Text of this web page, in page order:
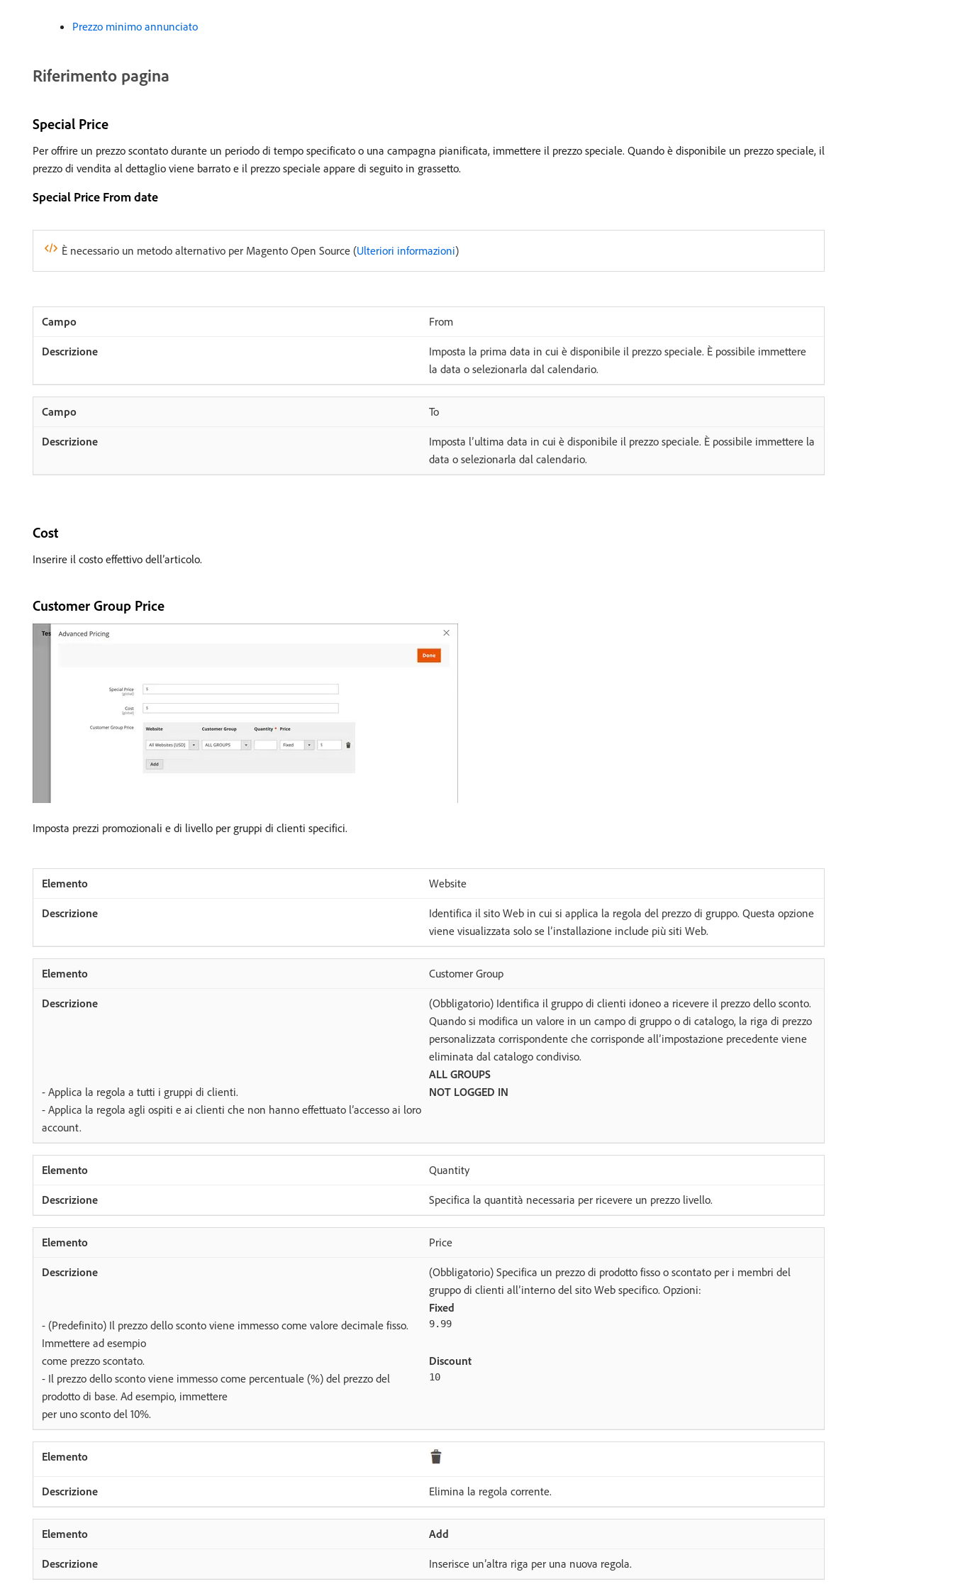
Prezzo minimo annunciato
Riferimento pagina
Special Price
Per offrire un prezzo scontato durante un periodo di tempo specificato o una campagna pianificata, immettere il prezzo speciale. Quando è disponibile un prezzo speciale, il
prezzo di vendita al dettaglio viene barrato e il prezzo speciale appare di seguito in grassetto.
Special Price From date
È necessario un metodo alternativo per Magento Open Source (Ulteriori informazioni)
From
Imposta la prima data in cui è disponibile il prezzo speciale. È possibile immettere
la data o selezionarla dal calendario.
To
Imposta l’ultima data in cui è disponibile il prezzo speciale. È possibile immettere la
data o selezionarla dal calendario.
Cost
Inserire il costo effettivo dell’articolo.
Customer Group Price
Imposta prezzi promozionali e di livello per gruppi di clienti specifici.
Website
Identifica il sito Web in cui si applica la regola del prezzo di gruppo. Questa opzione
viene visualizzata solo se l’installazione include più siti Web.
Customer Group
(Obbligatorio) Identifica il gruppo di clienti idoneo a ricevere il prezzo dello sconto.
Quando si modifica un valore in un campo di gruppo o di catalogo, la riga di prezzo
personalizzata corrispondente che corrisponde all’impostazione precedente viene
eliminata dal catalogo condiviso.
ALL GROUPS
- Applica la regola a tutti i gruppi di clienti.
NOT LOGGED IN
- Applica la regola agli ospiti e ai clienti che non hanno effettuato l’accesso ai loro
account.
Quantity
Specifica la quantità necessaria per ricevere un prezzo livello.
Price
(Obbligatorio) Specifica un prezzo di prodotto fisso o scontato per i membri del
gruppo di clienti all’interno del sito Web specifico. Opzioni:
Fixed
- (Predefinito) Il prezzo dello sconto viene immesso come valore decimale fisso.
Immettere ad esempio
9.99
come prezzo scontato.
Discount
- Il prezzo dello sconto viene immesso come percentuale (%) del prezzo del
prodotto di base. Ad esempio, immettere
10
per uno sconto del 10%.
Elimina la regola corrente.
Add
Inserisce un’altra riga per una nuova regola.